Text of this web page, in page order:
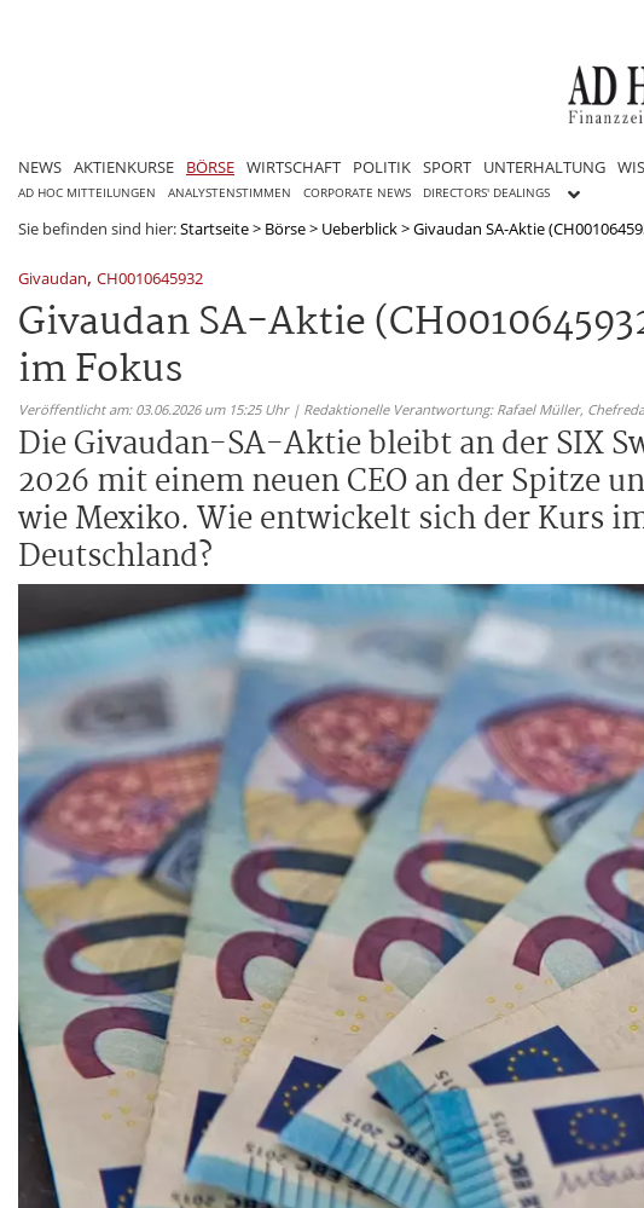
NEWS AKTIENKURSE BÖRSE WIRTSCHAFT POLITIK SPORT UNTERHALTUNG
AD HOC MITTEILUNGEN ANALYSTENSTIMMEN CORPORATE NEWS DIRECTORS' DEALINGS
Sie befinden sind hier:Startseite> Börse> Ueberblick>Givaudan SA-Aktie
Givaudan, CH0010645932
Givaudan SA-Aktie
im Fokus
Veröffentlicht am: 03.06.2026 um 15:25 Uhr | Redaktionelle Verantwortung: Rafael Müller,
Die Givaudan-SA-Aktie bleibt an der SIX
2026 mit einem neuen CEO an der Spitze
wie Mexiko. Wie entwickelt sich der Kurs
Deutschland?